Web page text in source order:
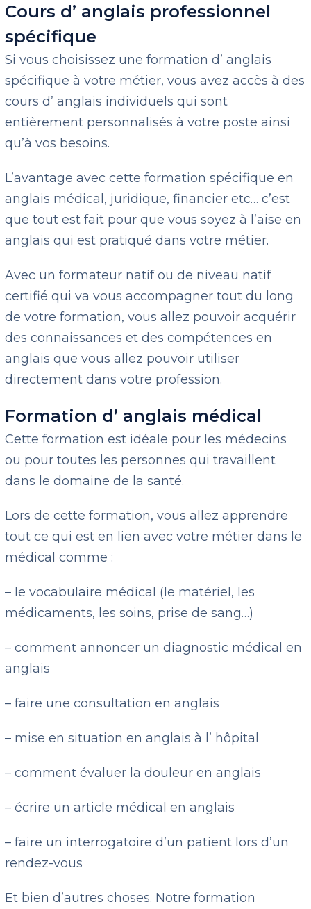
Cours d’ anglais professionnel
spécifique
Si vous choisissez une formation d’ anglais
spécifique à votre métier, vous avez accès à des
cours d’ anglais individuels qui sont
entièrement personnalisés à votre poste ainsi
qu’à vos besoins.
L’avantage avec cette formation spécifique en
anglais médical, juridique, financier etc… c’est
que tout est fait pour que vous soyez à l’aise en
anglais qui est pratiqué dans votre métier.
Avec un formateur natif ou de niveau natif
certifié qui va vous accompagner tout du long
de votre formation, vous allez pouvoir acquérir
des connaissances et des compétences en
anglais que vous allez pouvoir utiliser
directement dans votre profession.
Formation d’ anglais médical
Cette formation est idéale pour les médecins
ou pour toutes les personnes qui travaillent
dans le domaine de la santé.
Lors de cette formation, vous allez apprendre
tout ce qui est en lien avec votre métier dans le
médical comme :
– le vocabulaire médical (le matériel, les
médicaments, les soins, prise de sang…)
– comment annoncer un diagnostic médical en
anglais
– faire une consultation en anglais
– mise en situation en anglais à l’ hôpital
– comment évaluer la douleur en anglais
– écrire un article médical en anglais
– faire un interrogatoire d’un patient lors d’un
rendez-vous
Et bien d’autres choses. Notre formation